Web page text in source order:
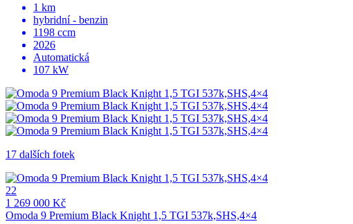
1 km
hybridní - benzin
1198 ccm
2026
Automatická
107 kW
17 dalších fotek
22
1 269 000 Kč
Omoda 9 Premium Black Knight 1,5 TGI 537k,SHS,4×4